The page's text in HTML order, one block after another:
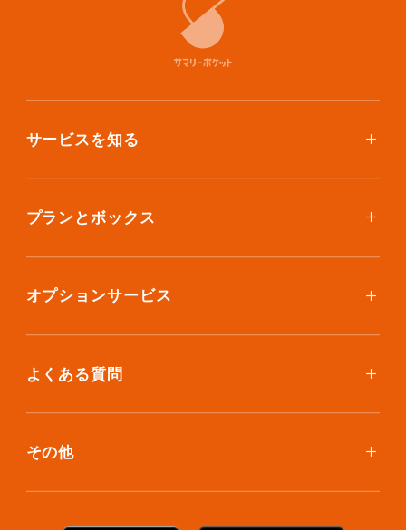
サービスを知る
使い方
ご利用料金
集荷について
ご利用者の声
プラン診断
プランとボックス
スタンダードプラン
エコノミープラン
オプションサービス
おしゃれ着保管
無酸素保管
よくある質問
ボックスのお取り寄せ
お預け入れ(集荷)
その他
サマリーポケットカード